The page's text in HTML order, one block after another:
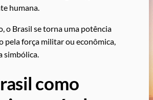
humana.
o Brasil se torna uma potência
pela força militar ou econômica,
simbólica.
como